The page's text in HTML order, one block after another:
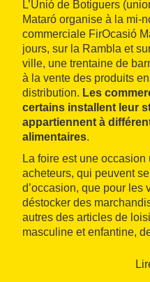
L’Unió de Botiguers
Mataró organise à la mi-
commerciale FirOcasió
jours, sur la Rambla et
ville, une trentaine de
à la vente des produits
distribution. Les
certains installent leur
appartiennent à
alimentaires.
La foire est une
acheteurs, qui peuvent
d’occasion, que pour les
déstocker des
autres des articles de
masculine et enfantine,
jouets, des accessoires,